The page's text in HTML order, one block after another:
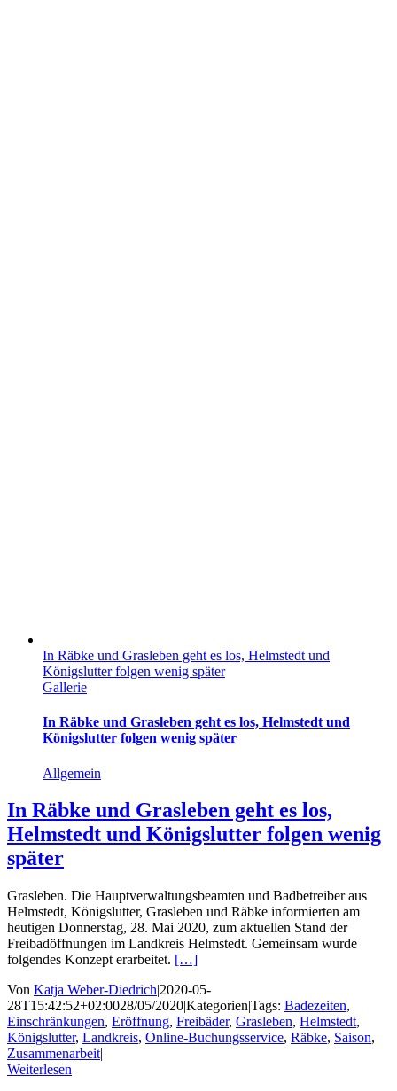
In Räbke und Grasleben geht es los, Helmstedt und
Königslutter folgen wenig später
Gallerie
In Räbke und Grasleben geht es los, Helmstedt und
Königslutter folgen wenig später
Allgemein
In Räbke und Grasleben geht es los,
Helmstedt und Königslutter folgen wenig
später
Grasleben. Die Hauptverwaltungsbeamten und Badbetreiber aus
Helmstedt, Königslutter, Grasleben und Räbke informierten am
heutigen Donnerstag, 28. Mai 2020, zum aktuellen Stand der
Freibadöffnungen im Landkreis Helmstedt. Gemeinsam wurde
folgendes Konzept erarbeitet. […]
Von Katja Weber-Diedrich|2020-05-
28T15:42:52+02:0028/05/2020|Kategorien|Tags: Badezeiten,
Einschränkungen, Eröffnung, Freibäder, Grasleben, Helmstedt,
Königslutter, Landkreis, Online-Buchungsservice, Räbke, Saison,
Zusammenarbeit|
Weiterlesen